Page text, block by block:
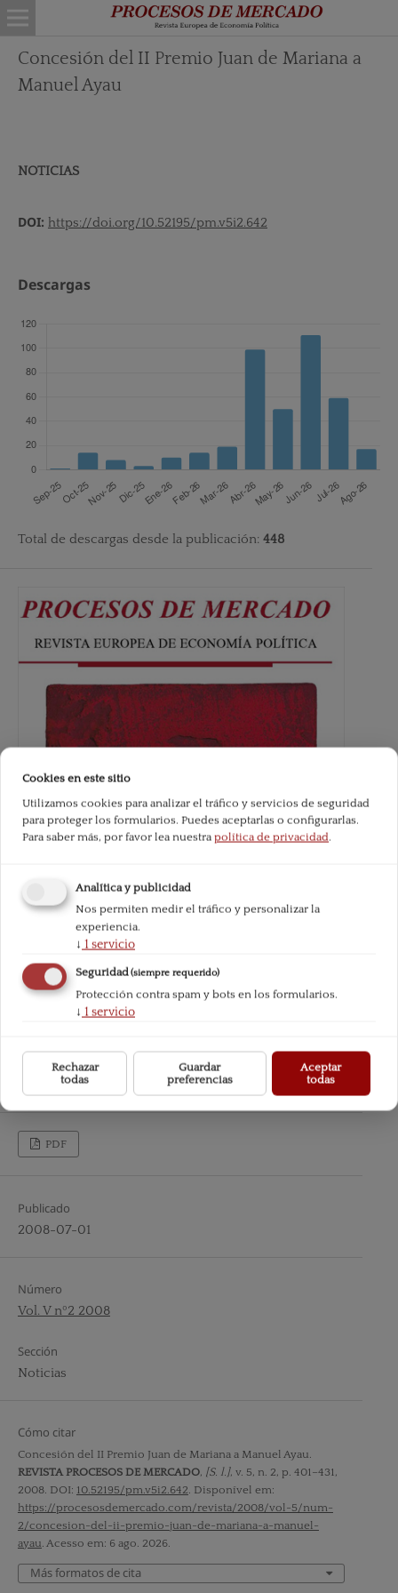
Concesión del II Premio Juan de Mariana a
Manuel Ayau
NOTICIAS
DOI: https://doi.org/10.52195/pm.v5i2.642
Descargas
Total de descargas desde la publicación: 448
PDF
Publicado
2008-07-01
Número
Vol. V nº2 2008
Sección
Noticias
Cómo citar
Concesión del II Premio Juan de Mariana a Manuel Ayau.
REVISTA PROCESOS DE MERCADO, [S. l.], v. 5, n. 2, p. 401–431,
2008. DOI: 10.52195/pm.v5i2.642 . Disponível em:
https://procesosdemercado.com/revista/2008/vol-5/num-
2/concesion-del-ii-premio-juan-de-mariana-a-manuel-
ayau . Acesso em: 6 ago. 2026.
Más formatos de cita
Cookies en este sitio
Utilizamos cookies para analizar el tráfico y servicios de seguridad
para proteger los formularios. Puedes aceptarlas o configurarlas.
Para saber más, por favor lea nuestra política de privacidad.
Analítica y publicidad
Nos permiten medir el tráfico y personalizar la
experiencia.
↓ 1servicio
Seguridad(siempre requerido)
Protección contra spam y bots en los formularios.
↓ 1servicio
Rechazar
todas
Guardar
preferencias
Aceptar
todas